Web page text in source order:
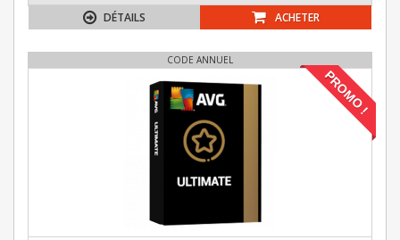
DÉTAILS ACHETER
CODE ANNUEL
PROMO !